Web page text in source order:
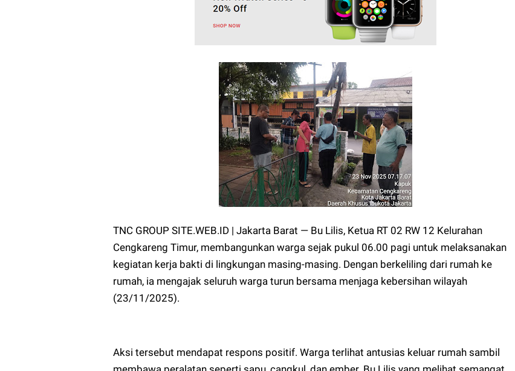
TNC GROUP SITE.WEB.ID | Jakarta Barat — Bu Lilis, Ketua RT 02 RW 12 Kelurahan
Cengkareng Timur, membangunkan warga sejak pukul 06.00 pagi untuk melaksanakan
kegiatan kerja bakti di lingkungan masing-masing. Dengan berkeliling dari rumah ke
rumah, ia mengajak seluruh warga turun bersama menjaga kebersihan wilayah
(23/11/2025).
Aksi tersebut mendapat respons positif. Warga terlihat antusias keluar rumah sambil